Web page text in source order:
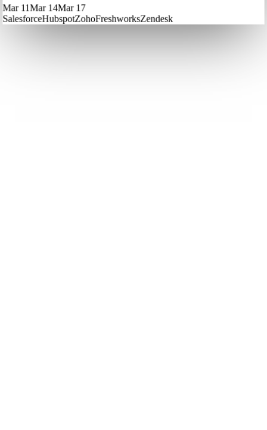
Mar 11Mar 14Mar 17
SalesforceHubspotZohoFreshworksZendesk